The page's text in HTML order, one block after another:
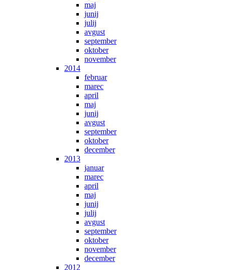
maj
junij
julij
avgust
september
oktober
november
2014
februar
marec
april
maj
junij
avgust
september
oktober
december
2013
januar
marec
april
maj
junij
julij
avgust
september
oktober
november
december
2012